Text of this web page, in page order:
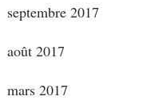
septembre 2017
août 2017
mars 2017